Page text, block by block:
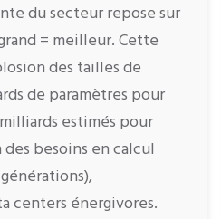
du secteur repose sur
= meilleur. Cette
des tailles de
de paramètres pour
estimés pour
besoins en calcul
centers énergivores.